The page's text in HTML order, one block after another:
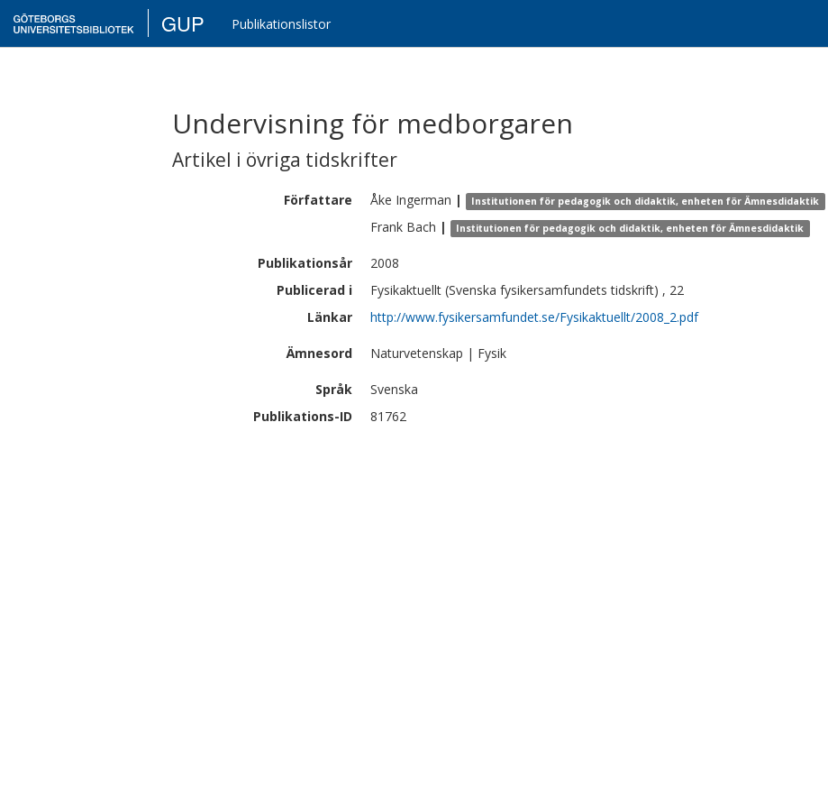
GUP Publikationslistor
Undervisning för medborgaren
Artikel i övriga tidskrifter
Författare Åke Ingerman | Institutionen för pedagogik och didaktik, enheten för Ämnesdidaktik
Frank Bach | Institutionen för pedagogik och didaktik, enheten för Ämnesdidaktik
Publikationsår
2008
Publicerad i
Fysikaktuellt (Svenska fysikersamfundets tidskrift) , 22
Länkar
http://www.fysikersamfundet.se/Fysikaktuellt/2008_2.pdf
Ämnesord Naturvetenskap | Fysik
Språk
Svenska
Publikations-ID
81762